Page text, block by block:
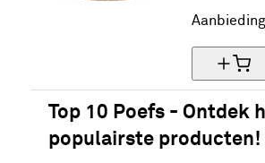
Top 10 Poefs - Ontdek
populairste producten!